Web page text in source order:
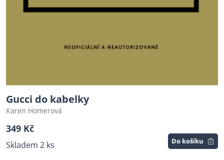
Gucci do kabelky
Karen Homerová
349 Kč
Skladem 2 ks Do košíku